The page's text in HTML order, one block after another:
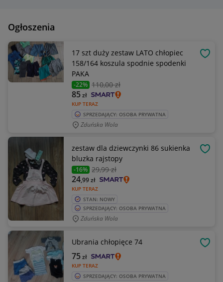
Ogłoszenia
17 szt duży zestaw LATO chłopiec
158/164 koszula spodnie spodenki
PAKA
-22% 110,00 zł
KUP TERAZ
85zł
SPRZEDAJĄCY: OSOBA PRYWATNA
Zduńska Wola
zestaw dla dziewczynki 86 sukienka
bluzka rajstopy
-16% 29,99 zł
KUP TERAZ
24,99zł
STAN: NOWY
SPRZEDAJĄCY: OSOBA PRYWATNA
Zduńska Wola
Ubrania chłopięce 74
KUP TERAZ
75zł
SPRZEDAJĄCY: OSOBA PRYWATNA